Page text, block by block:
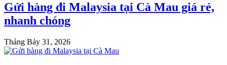
Gửi hàng đi Malaysia tại Cà Mau giá rẻ,
nhanh chóng
Tháng Bảy 31, 2026